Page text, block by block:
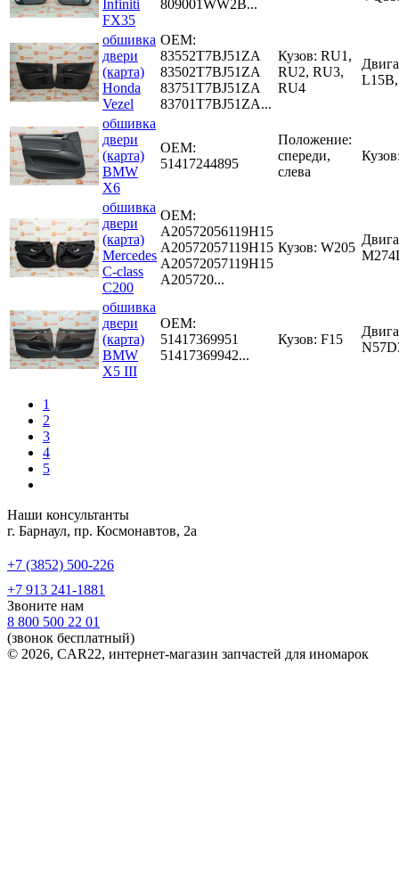
Infiniti
FX35
809001WW2B...
обшивка
двери
(карта)
Honda
Vezel
OEM:
83552T7BJ51ZA
83502T7BJ51ZA
83751T7BJ51ZA
83701T7BJ51ZA...
Кузов: RU1,
RU2, RU3,
RU4
обшивка
двери
(карта)
BMW
X6
OEM:
51417244895
Положение:
спереди,
слева
обшивка
двери
(карта)
Mercedes
C-class
C200
OEM:
A20572056119H15
A20572057119H15
A20572057119H15
A205720...
Кузов: W205
обшивка
двери
(карта)
BMW
X5 III
OEM:
51417369951
51417369942...
Кузов: F15
1
2
3
4
5
Наши консультанты
г. Барнаул, пр. Космонавтов, 2а
+7 (3852) 500-226
+7 913 241-1881
Звоните нам
8 800 500 22 01
(звонок бесплатный)
© 2026, CAR22, интернет-магазин запчастей для иномарок